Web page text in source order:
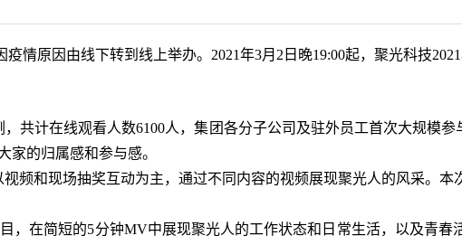
情原因由线下转到线上举办。2021年3月2日晚19:00起，聚光科技
计在线观看人数6100人，集团各分子公司及驻外员工首次大规模参
家的归属感和参与感。
和现场抽奖互动为主，通过不同内容的视频展现聚光人的风采。本
在简短的5分钟MV中展现聚光人的工作状态和日常生活，以及青春